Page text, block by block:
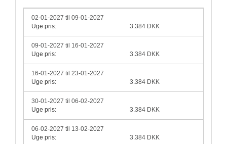
02-01-2027 til 09-01-2027
Uge pris:
3.384 DKK
09-01-2027 til 16-01-2027
Uge pris:
3.384 DKK
16-01-2027 til 23-01-2027
Uge pris:
3.384 DKK
30-01-2027 til 06-02-2027
Uge pris:
3.384 DKK
06-02-2027 til 13-02-2027
Uge pris:
3.384 DKK